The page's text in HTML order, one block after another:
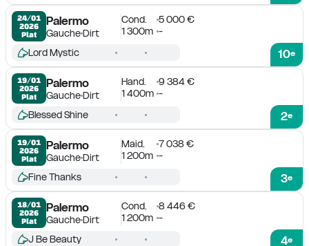
24/01
2026
Plat
Palermo
GaucheDirt
Cond.
5 000 €
1 300m -
10e
Lord Mystic
19/01
2026
Plat
Palermo
GaucheDirt
Hand.
9 384 €
1 400m -
2e
Blessed Shine
19/01
2026
Plat
Palermo
GaucheDirt
Maid.
7 038 €
1 200m -
3e
Fine Thanks
18/01
2026
Plat
Palermo
GaucheDirt
Cond.
8 446 €
1 200m -
4e
J Be Beauty